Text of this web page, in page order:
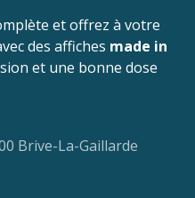
et offrez à votre
des affiches made in
et une bonne dose
Brive-La-Gaillarde